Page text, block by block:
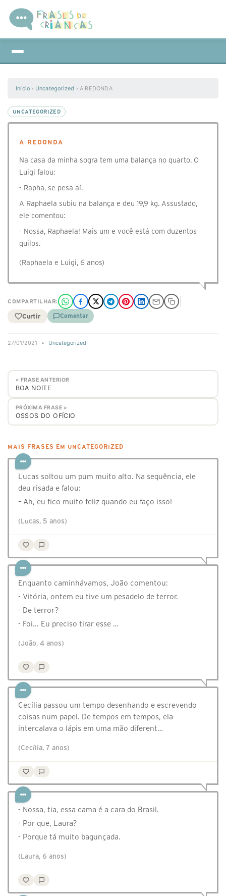
Início › Uncategorized ›A REDONDA
UNCATEGORIZED
A REDONDA
Na casa da minha sogra tem uma balança no quarto. O
Luigi falou:
- Rapha, se pesa aí.
A Raphaela subiu na balança e deu 19,9 kg. Assustado,
ele comentou:
- Nossa, Raphaela! Mais um e você está com duzentos
quilos.
(Raphaela e Luigi, 6 anos)
COMPARTILHAR:
Curtir Comentar
27/01/2021 • Uncategorized
« FRASE ANTERIOR
BOA NOITE
PRÓXIMA FRASE »
OSSOS DO OFÍCIO
MAIS FRASES EM UNCATEGORIZED
Lucas soltou um pum muito alto. Na sequência, ele
deu risada e falou:
– Ah, eu fico muito feliz quando eu faço isso!
(Lucas, 5 anos)
Enquanto caminhávamos, João comentou:
- Vitória, ontem eu tive um pesadelo de terror.
- De terror?
- Foi... Eu preciso tirar esse …
(João, 4 anos)
Cecília passou um tempo desenhando e escrevendo
coisas num papel. De tempos em tempos, ela
intercalava o lápis em uma mão diferent…
(Cecília, 7 anos)
- Nossa, tia, essa cama é a cara do Brasil.
- Por que, Laura?
- Porque tá muito bagunçada.
(Laura, 6 anos)